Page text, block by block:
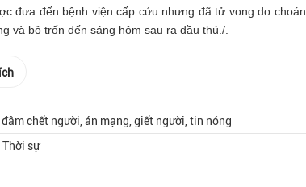
đưa đến bệnh viện cấp cứu nhưng đã tử vong do
và bỏ trốn đến sáng hôm sau ra đầu thú./.
đâm chết người, án mạng, giết người, tin nóng
sự